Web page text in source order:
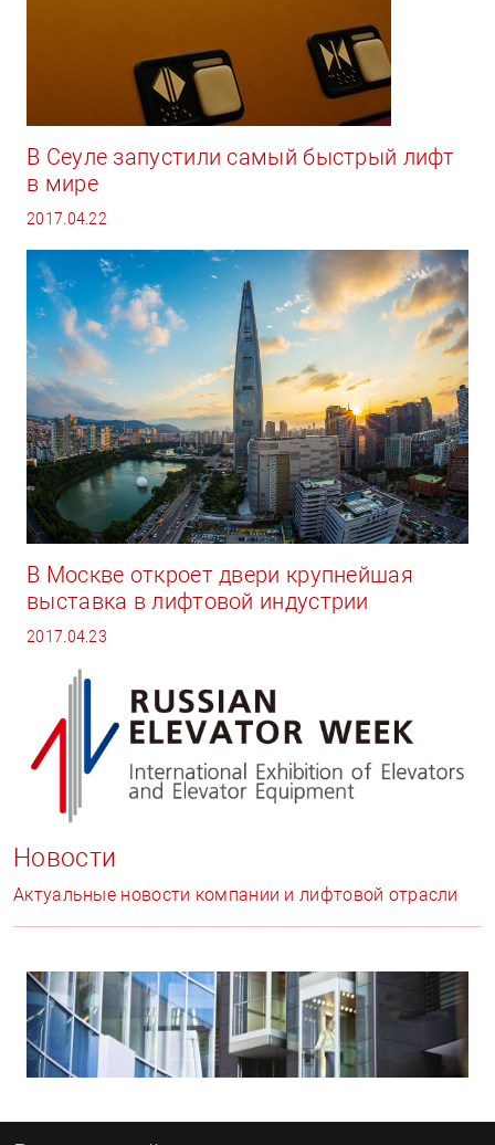
В Сеуле запустили самый быстрый лифт
в мире
2017.04.22
В Москве откроет двери крупнейшая
выставка в лифтовой индустрии
2017.04.23
Новости
Актуальные новости компании и лифтовой отрасли